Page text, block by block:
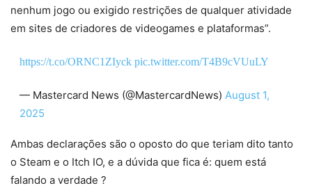
nenhum jogo ou exigido restrições de qualquer atividade
em sites de criadores de videogames e plataformas”.
https://t.co/ORNC1ZIyck pic.twitter.com/T4B9cVUuLY
— Mastercard News (@MastercardNews) August 1,
2025
Ambas declarações são o oposto do que teriam dito tanto
o Steam e o Itch IO, e a dúvida que fica é: quem está
falando a verdade ?